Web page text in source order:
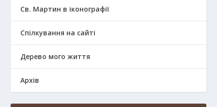
Св. Мартин в іконографії
Спілкування на сайті
Дерево мого життя
Архів